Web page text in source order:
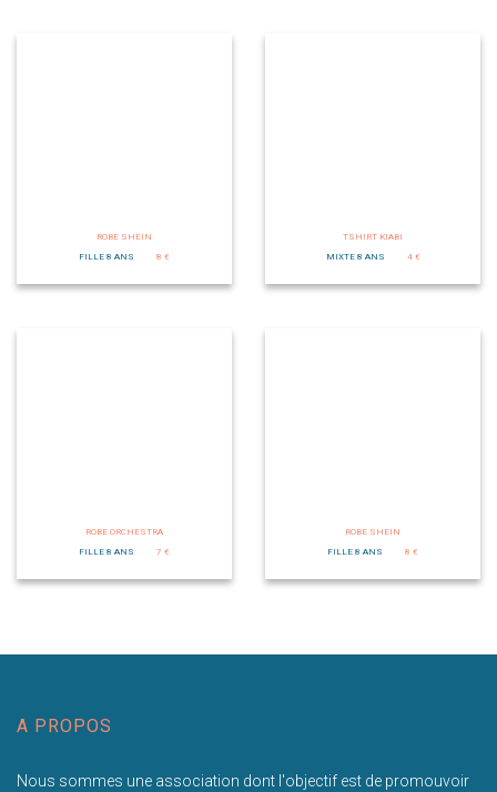
ROBE SHEIN
FILLE 8 ANS
8 €
TSHIRT KIABI
MIXTE 8 ANS
4 €
ROBE ORCHESTRA
FILLE 8 ANS
7 €
ROBE SHEIN
FILLE 8 ANS
8 €
A PROPOS
Nous sommes une association dont l'objectif est de promouvoir